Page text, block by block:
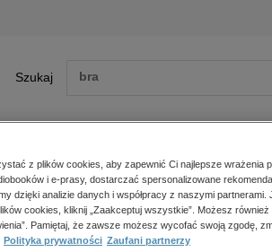
Szukaj
polityka, społeczno-informacyjne
psychologiczne
główna Barbara Demick
Demick
z plików cookies, aby zapewnić Ci najlepsze wrażenia
i e-prasy, dostarczać spersonalizowane
dzięki analizie danych i współpracy z naszymi
cookies, kliknij „Zaakceptuj wszystkie”. Możesz
Pamiętaj, że zawsze możesz wycofać swoją zgodę,
Polityka prywatności Zaufani partnerzy